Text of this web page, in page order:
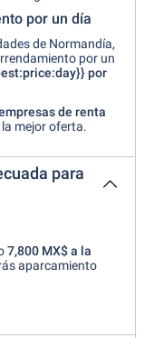
por un día
de Normandía,
por un
por
de renta
mejor oferta.
para
7,800 MX$ a la
aparcamiento